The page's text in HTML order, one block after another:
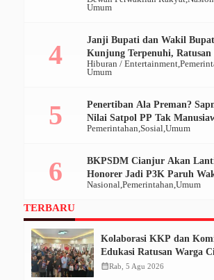
Umum
Hiburan / Entertainment
Umum
Janji Bupati dan Wakil
Kunjung Terpenuhi, Ratusan
Geruduk Pendopo
Pemerintahan Sosial Umum
Penertiban Ala Preman?
Nilai Satpol PP Tak
Nasional Pemerintahan Umum
BKPSDM Cianjur Akan
Honorer Jadi P3K Paruh
Desember 2025
TERBARU
Kolaborasi KKP dan
Edukasi Ratusan Warga
Konsumsi Ikan Aman dan
calendar_monthRab, 5 Agu 2026